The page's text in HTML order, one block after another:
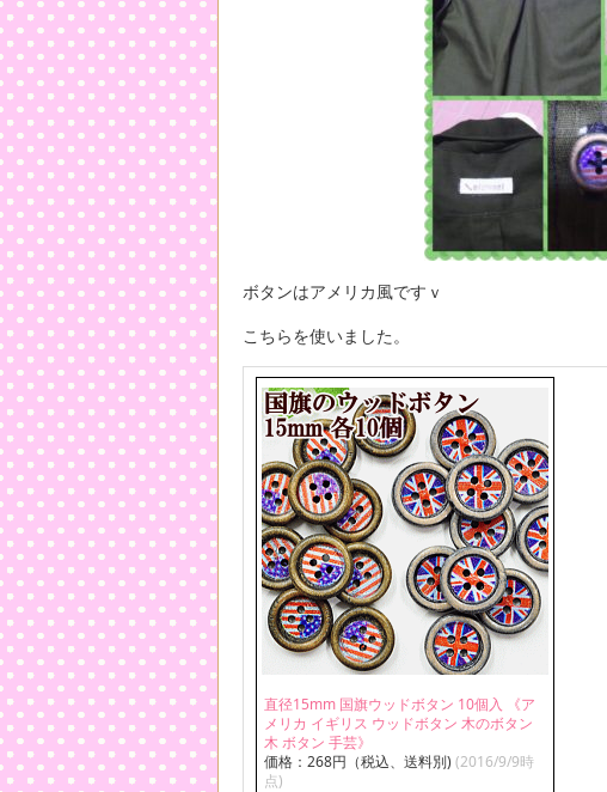
ボタンはアメリカ風ですｖ
こちらを使いました。
直径15mm 国旗ウッドボタン 10個入 《ア
メリカ イギリス ウッドボタン 木のボタン
木 ボタン 手芸》
価格：268円（税込、送料別) (2016/9/9時
点)